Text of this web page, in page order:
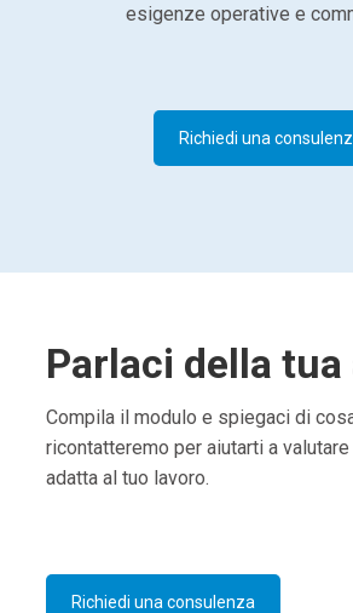
esigenze operative e
Richiedi una
Parlaci della
Compila il modulo e spiegaci di
ricontatteremo per aiutarti a
adatta al tuo lavoro.
Richiedi una consulenza